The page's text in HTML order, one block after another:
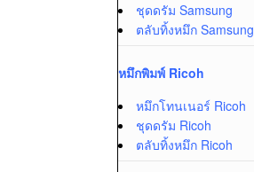
ชุดดรัม Samsung
ตลับทิ้งหมึก Samsung
หมึกพิมพ์ Ricoh
หมึกโทนเนอร์ Ricoh
ชุดดรัม Ricoh
ตลับทิ้งหมึก Ricoh